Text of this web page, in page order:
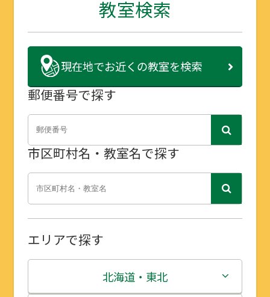
教室検索
現在地でお近くの教室を検索
郵便番号で探す
市区町村名・教室名で探す
エリアで探す
北海道・東北